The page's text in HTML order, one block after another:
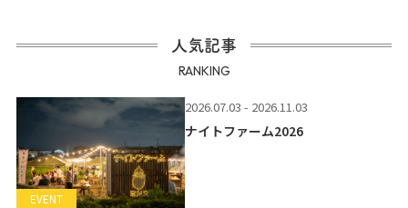
人気記事
RANKING
EVENT
2026.07.03 - 2026.11.03
ナイトファーム2026